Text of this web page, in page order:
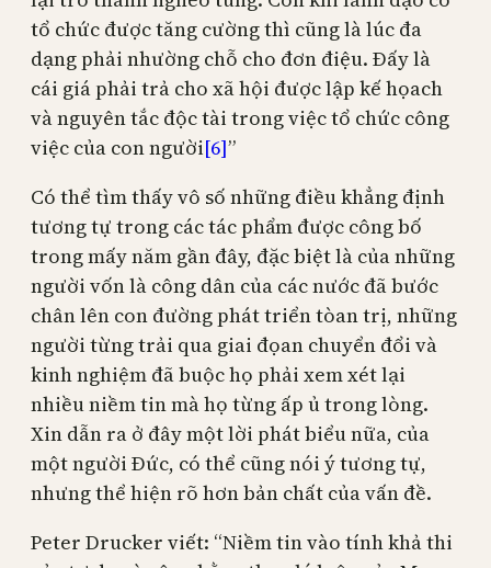
tổ chức được tăng cường thì cũng là lúc đa
dạng phải nhường chỗ cho đơn điệu. Đấy là
cái giá phải trả cho xã hội được lập kế họach
và nguyên tắc độc tài trong việc tổ chức công
việc của con người[6]”
Có thể tìm thấy vô số những điều khẳng định
tương tự trong các tác phẩm được công bố
trong mấy năm gần đây, đặc biệt là của những
người vốn là công dân của các nước đã bước
chân lên con đường phát triển tòan trị, những
người từng trải qua giai đọan chuyển đổi và
kinh nghiệm đã buộc họ phải xem xét lại
nhiều niềm tin mà họ từng ấp ủ trong lòng.
Xin dẫn ra ở đây một lời phát biểu nữa, của
một người Đức, có thể cũng nói ý tương tự,
nhưng thể hiện rõ hơn bản chất của vấn đề.
Peter Drucker viết: “Niềm tin vào tính khả thi